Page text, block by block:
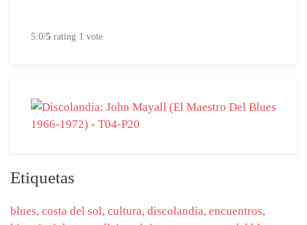
5.0/5 rating 1 vote
Etiquetas
blues, costa del sol, cultura, discolandia, encuentros,